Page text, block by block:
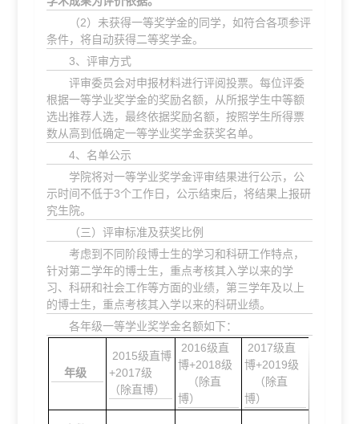
（2）未获得一等奖学金的同学，如符合各项参评
条件，将自动获得二等奖学金。
3、评审方式
评审委员会对申报材料进行评阅投票。每位评委
根据一等学业奖学金的奖励名额，从所报学生中等额
选出推荐人选，最终依据奖励名额，按照学生所得票
数从高到低确定一等学业奖学金获奖名单。
4、名单公示
学院将对一等学业奖学金评审结果进行公示，公
示时间不低于3个工作日，公示结束后，将结果上报研
究生院。
（三）评审标准及获奖比例
考虑到不同阶段博士生的学习和科研工作特点，
针对第二学年的博士生，重点考核其入学以来的学
习、科研和社会工作等方面的业绩，第三学年及以上
的博士生，重点考核其入学以来的科研业绩。
各年级一等学业奖学金名额如下：
年级
2015级直博
+2017级
（除直博）
2016级直
博+2018级
（除直
博）
2017级直
博+2019级
（除直
博）